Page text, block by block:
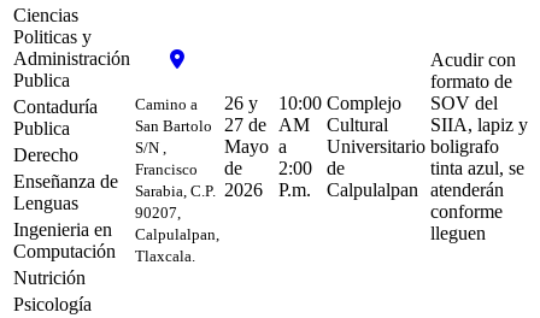
Camino a
San Bartolo
S/N ,
Francisco
Sarabia, C.P.
90207,
Calpulalpan,
Tlaxcala.
26 y
27 de
Mayo
de
2026
10:00
AM
a
2:00
P.m.
Complejo
Cultural
Universitario
de
Calpulalpan
Acudir con
formato de
SOV del
SIIA, lapiz y
boligrafo
tinta azul, se
atenderán
conforme
lleguen
Ciencias
Politicas y
Administración
Publica
Contaduría
Publica
Derecho
Enseñanza de
Lenguas
Ingenieria en
Computación
Nutrición
Psicología